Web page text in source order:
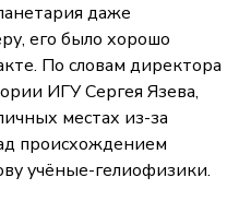
даже
его было хорошо
По словам директора
ИГУ Сергея Язева,
местах из-за
происхождением
учёные-гелиофизики.